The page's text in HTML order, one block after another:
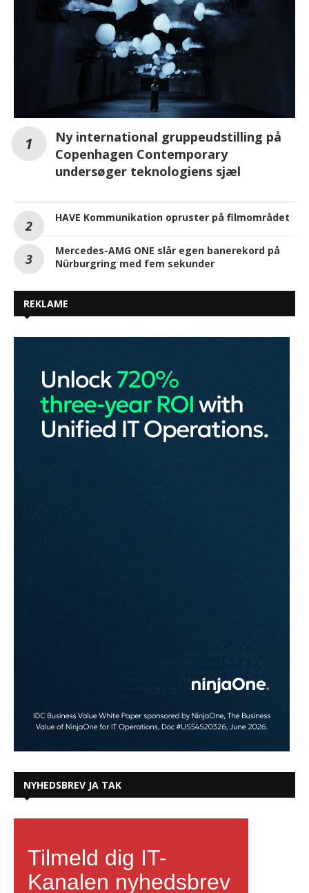
Ny international gruppeudstilling på
Copenhagen Contemporary
undersøger teknologiens sjæl
HAVE Kommunikation opruster på filmområdet
Mercedes-AMG ONE slår egen banerekord på
Nürburgring med fem sekunder
REKLAME
NYHEDSBREV JA TAK